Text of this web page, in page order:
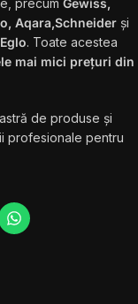
precum Gewiss,
Aqara,Schneider și
Eglo. Toate acestea
mai mici prețuri din
de produse și
profesionale pentru